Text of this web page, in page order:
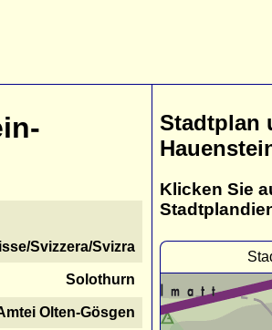
Svizzera/Svizra
Solothurn
Olten-Gösgen
Stadtplan
Klicken Sie